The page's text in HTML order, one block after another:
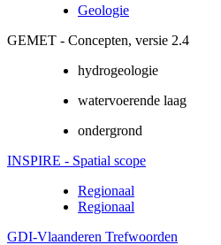
Geologie
GEMET - Concepten, versie 2.4
hydrogeologie
watervoerende laag
ondergrond
INSPIRE - Spatial scope
Regionaal
Regionaal
GDI-Vlaanderen Trefwoorden